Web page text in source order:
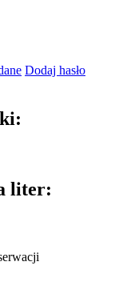
Dodaj hasło
liter: